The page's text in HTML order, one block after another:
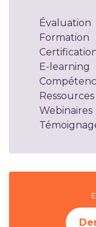
Évaluation
Formation
E-learning
Ressources
Webinaires